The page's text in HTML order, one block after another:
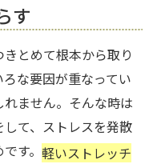
す
とめて根本から取り
な要因が重なってい
ません。そんな時は
て、ストレスを発散
す。 軽いストレッチ